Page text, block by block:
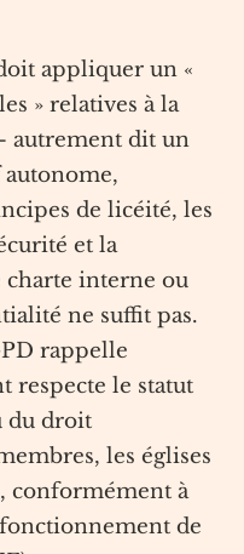
appliquer un «
» relatives à la
autrement dit un
de licéité, les
et la
charte interne ou
ne suffit pas.
rappelle
respecte le statut
du droit
les églises
conformément à
de